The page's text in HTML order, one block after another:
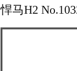
悍马H2